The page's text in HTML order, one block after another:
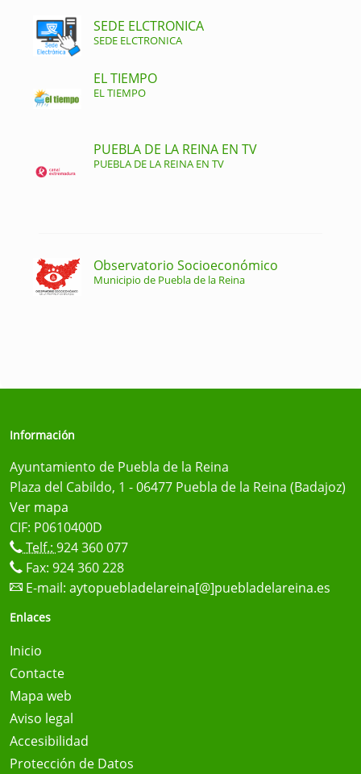
SEDE ELCTRONICA
SEDE ELCTRONICA
EL TIEMPO
EL TIEMPO
PUEBLA DE LA REINA EN TV
PUEBLA DE LA REINA EN TV
Observatorio Socioeconómico
Municipio de Puebla de la Reina
Información
Ayuntamiento de Puebla de la Reina
Plaza del Cabildo, 1 - 06477 Puebla de la Reina (Badajoz)
Ver mapa
CIF: P0610400D
Telf.: 924 360 077
Fax: 924 360 228
E-mail: aytopuebladelareina[@]puebladelareina.es
Enlaces
Inicio
Contacte
Mapa web
Aviso legal
Accesibilidad
Protección de Datos